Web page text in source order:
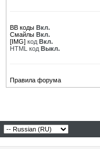
BB коды Вкл.
Смайлы Вкл.
[IMG] код Вкл.
HTML код Выкл.
Правила форума